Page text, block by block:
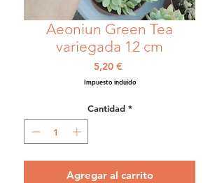
Aeoniun Green Tea
variegada 12 cm
5,20 €Precio
Impuesto incluido
Cantidad *
Agregar al carrito